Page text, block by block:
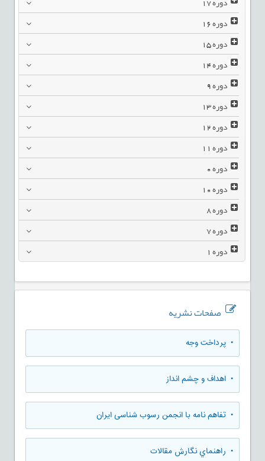
دوره16
دوره15
دوره14
دوره9
دوره13
دوره12
دوره11
دوره0
دوره10
دوره8
دوره7
دوره1
صفحات نشریه
• پرداخت وجه
• اهداف و چشم انداز
• تفاهم نامه با انجمن رسوب شناسی ایران
• راهنماي نگارش مقالات